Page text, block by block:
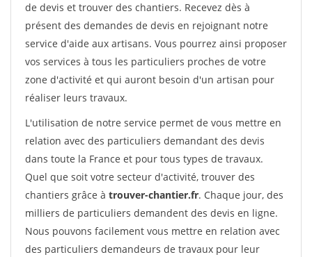
de devis et trouver des chantiers. Recevez dès à
présent des demandes de devis en rejoignant notre
service d'aide aux artisans. Vous pourrez ainsi proposer
vos services à tous les particuliers proches de votre
zone d'activité et qui auront besoin d'un artisan pour
réaliser leurs travaux.
L'utilisation de notre service permet de vous mettre en
relation avec des particuliers demandant des devis
dans toute la France et pour tous types de travaux.
Quel que soit votre secteur d'activité, trouver des
chantiers grâce à trouver-chantier.fr. Chaque jour, des
milliers de particuliers demandent des devis en ligne.
Nous pouvons facilement vous mettre en relation avec
des particuliers demandeurs de travaux pour leur